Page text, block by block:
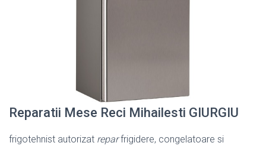
Reparatii Mese Reci Mihailesti GIURGIU
frigotehnist autorizat reparfrigidere, congelatoare si